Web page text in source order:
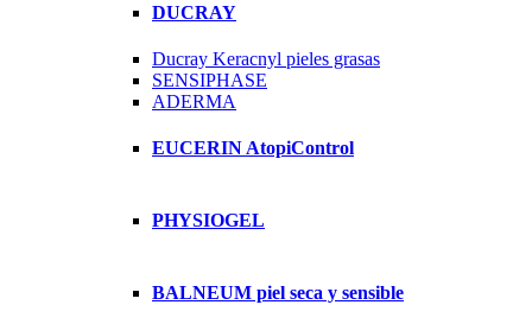
DUCRAY
Ducray Keracnyl pieles grasas
SENSIPHASE
ADERMA
EUCERIN AtopiControl
PHYSIOGEL
BALNEUM piel seca y sensible